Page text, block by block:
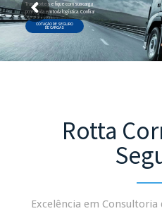
Transportes e fique com sua carga
protegida em toda logística. Confira!
COTAÇÃO DE SEGURO
DE CARGAS
Rotta
Excelência em Consultoria